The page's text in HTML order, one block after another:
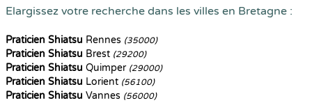
Elargissez votre recherche dans les villes en Bretagne :
Praticien Shiatsu Rennes (35000)
Praticien Shiatsu Brest (29200)
Praticien Shiatsu Quimper (29000)
Praticien Shiatsu Lorient (56100)
Praticien Shiatsu Vannes (56000)